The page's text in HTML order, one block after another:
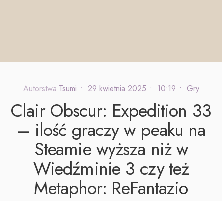
Autorstwa Tsumi • 29 kwietnia 2025 • 10:19 • Gry
Clair Obscur: Expedition 33
– ilość graczy w peaku na
Steamie wyższa niż w
Wiedźminie 3 czy też
Metaphor: ReFantazio